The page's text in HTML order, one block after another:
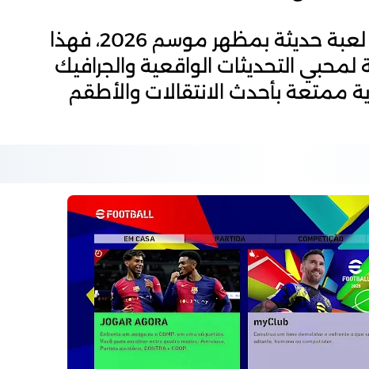
إذا كنت تريد تحويل PES 2018 إلى لعبة حديثة بمظهر موسم 2026، فهذا
لمحبي التحديثات الواقعية والجرافيك
ممتعة بأحدث الانتقالات والأطقم